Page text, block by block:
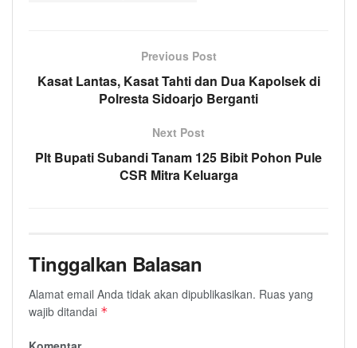
Previous Post
Kasat Lantas, Kasat Tahti dan Dua Kapolsek di
Polresta Sidoarjo Berganti
Next Post
Plt Bupati Subandi Tanam 125 Bibit Pohon Pule
CSR Mitra Keluarga
Tinggalkan Balasan
Alamat email Anda tidak akan dipublikasikan. Ruas yang
wajib ditandai *